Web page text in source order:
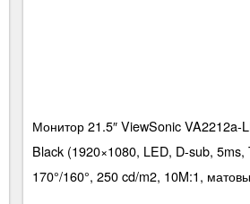
Монитор 21.5″ ViewSonic VA2212a-
Black (1920×1080, LED, D-sub, 5ms,
170°/160°, 250 cd/m2, 10M:1,